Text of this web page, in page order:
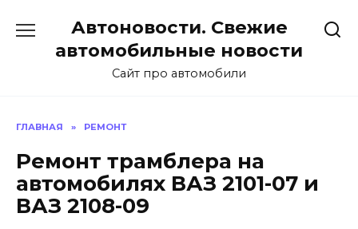
содержанию
Автоновости. Свежие
автомобильные новости
Сайт про автомобили
ГЛАВНАЯ » РЕМОНТ
Ремонт трамблера на
автомобилях ВАЗ 2101-07 и
ВАЗ 2108-09